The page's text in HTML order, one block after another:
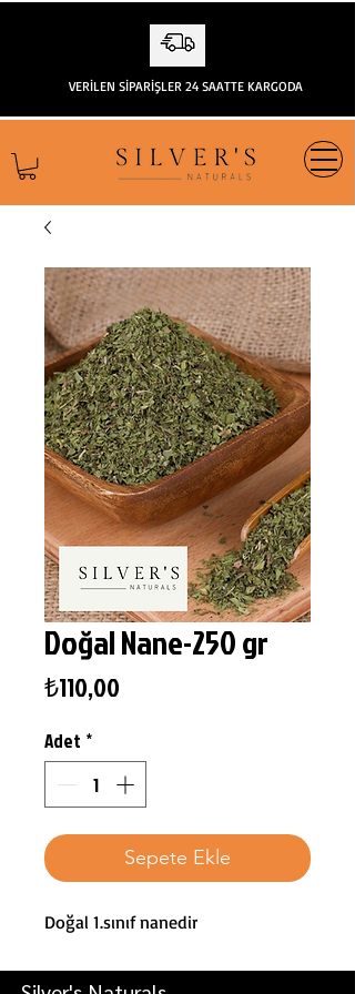
VERİLEN SİPARİŞLER 24 SAATTE KARGODA
Doğal Nane-250 gr
₺110,00
Adet *
Sepete Ekle
Doğal 1.sınıf nanedir